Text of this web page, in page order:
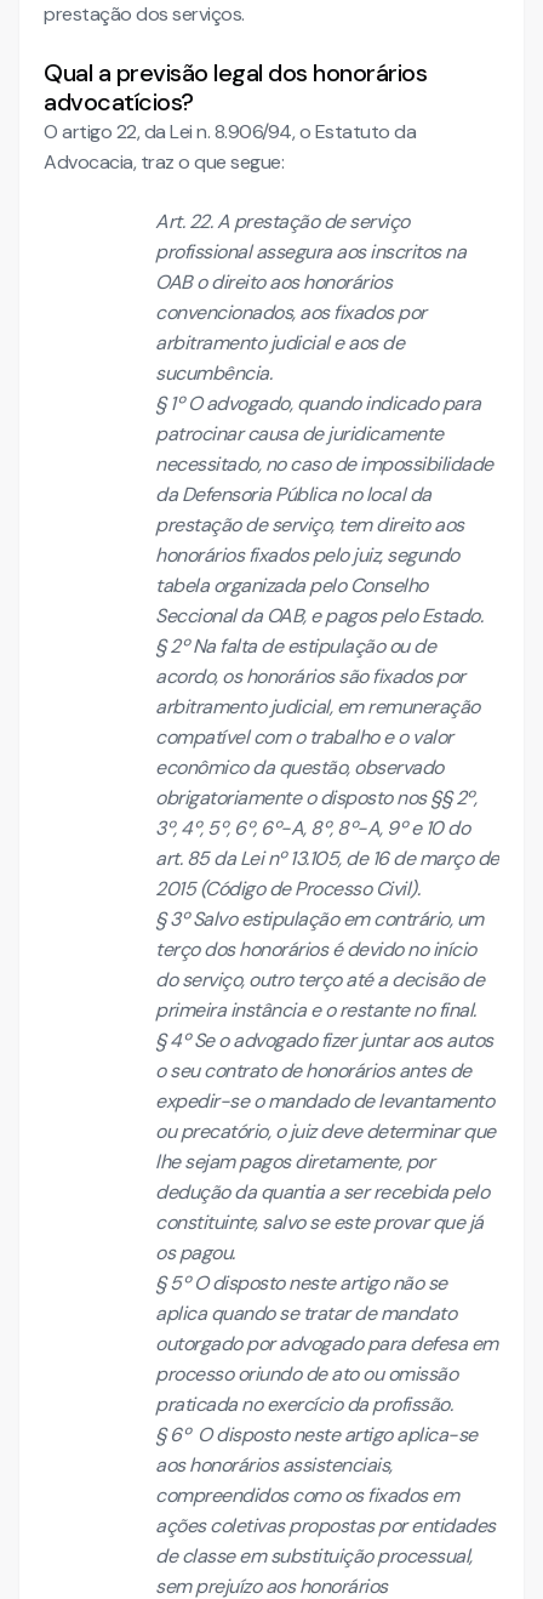
prestação dos serviços.
Qual a previsão legal dos honorários
advocatícios?
O artigo 22, da Lei n. 8.906/94, o Estatuto da
Advocacia, traz o que segue:
Art. 22. A prestação de serviço
profissional assegura aos inscritos na
OAB o direito aos honorários
convencionados, aos fixados por
arbitramento judicial e aos de
sucumbência.
§ 1º O advogado, quando indicado para
patrocinar causa de juridicamente
necessitado, no caso de impossibilidade
da Defensoria Pública no local da
prestação de serviço, tem direito aos
honorários fixados pelo juiz, segundo
tabela organizada pelo Conselho
Seccional da OAB, e pagos pelo Estado.
§ 2º Na falta de estipulação ou de
acordo, os honorários são fixados por
arbitramento judicial, em remuneração
compatível com o trabalho e o valor
econômico da questão, observado
obrigatoriamente o disposto nos §§ 2º,
3º, 4º, 5º, 6º, 6º-A, 8º, 8º-A, 9º e 10 do
art. 85 da Lei nº 13.105, de 16 de março de
2015 (Código de Processo Civil).
§ 3º Salvo estipulação em contrário, um
terço dos honorários é devido no início
do serviço, outro terço até a decisão de
primeira instância e o restante no final.
§ 4º Se o advogado fizer juntar aos autos
o seu contrato de honorários antes de
expedir-se o mandado de levantamento
ou precatório, o juiz deve determinar que
lhe sejam pagos diretamente, por
dedução da quantia a ser recebida pelo
constituinte, salvo se este provar que já
os pagou.
§ 5º O disposto neste artigo não se
aplica quando se tratar de mandato
outorgado por advogado para defesa em
processo oriundo de ato ou omissão
praticada no exercício da profissão.
§ 6º O disposto neste artigo aplica-se
aos honorários assistenciais,
compreendidos como os fixados em
ações coletivas propostas por entidades
de classe em substituição processual,
sem prejuízo aos honorários